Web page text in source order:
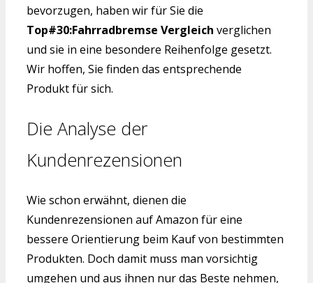
bevorzugen, haben wir für Sie die
Top#30:Fahrradbremse Vergleich verglichen
und sie in eine besondere Reihenfolge gesetzt.
Wir hoffen, Sie finden das entsprechende
Produkt für sich.
Die Analyse der
Kundenrezensionen
Wie schon erwähnt, dienen die
Kundenrezensionen auf Amazon für eine
bessere Orientierung beim Kauf von bestimmten
Produkten. Doch damit muss man vorsichtig
umgehen und aus ihnen nur das Beste nehmen,